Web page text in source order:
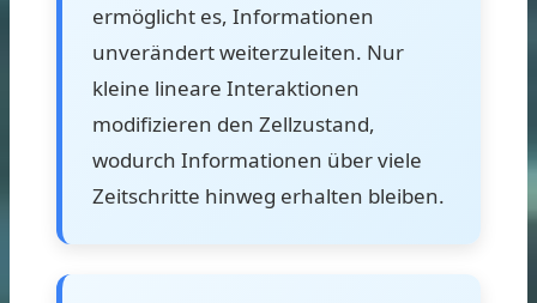
ermöglicht es, Informationen
unverändert weiterzuleiten. Nur
kleine lineare Interaktionen
modifizieren den Zellzustand,
wodurch Informationen über viele
Zeitschritte hinweg erhalten bleiben.